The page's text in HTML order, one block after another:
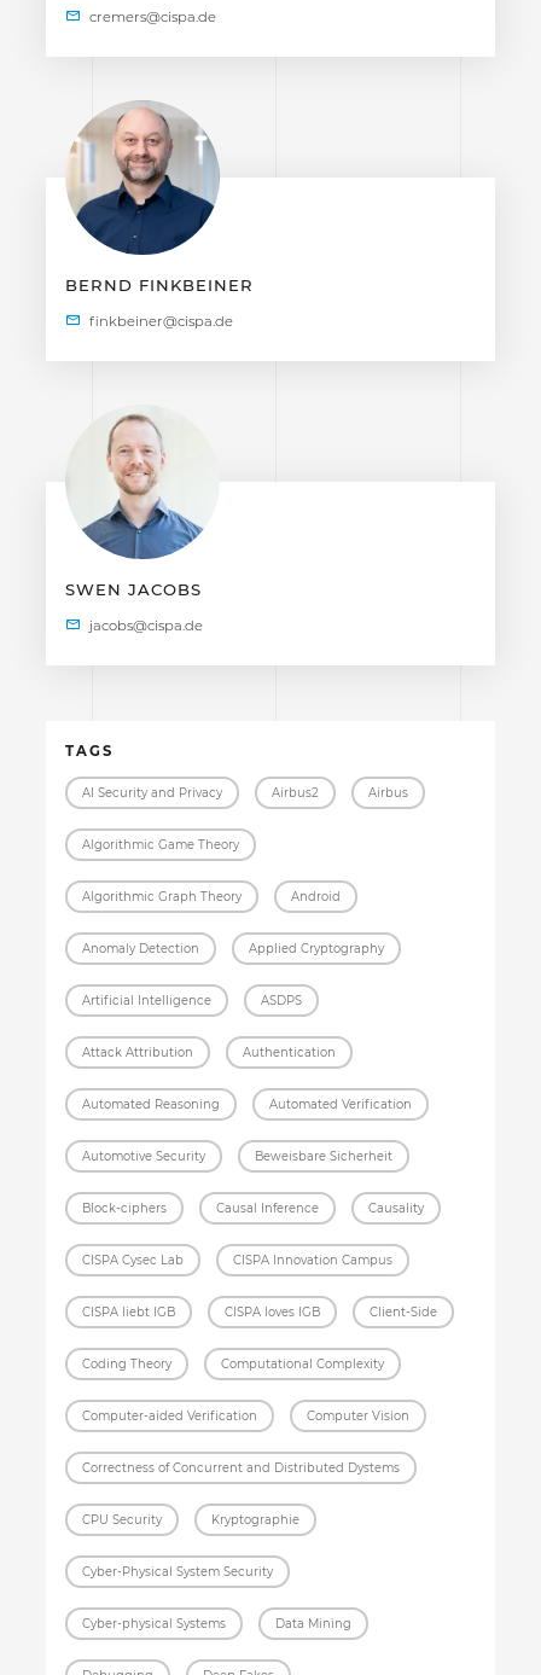
BERND FINKBEINER
SWEN JACOBS
TAGS
AI Security and Privacy Airbus2 Airbus
Algorithmic Game Theory
Algorithmic Graph Theory Android
Anomaly Detection Applied Cryptography
Artificial Intelligence ASDPS
Attack Attribution Authentication
Automated Reasoning Automated Verification
Automotive Security Beweisbare Sicherheit
Block-ciphers Causal Inference Causality
CISPA Cysec Lab CISPA Innovation Campus
CISPA liebt IGB CISPA loves IGB Client-Side
Coding Theory Computational Complexity
Computer-aided Verification Computer Vision
Correctness of Concurrent and Distributed Dystems
CPU Security Kryptographie
Cyber-Physical System Security
Cyber-physical Systems Data Mining